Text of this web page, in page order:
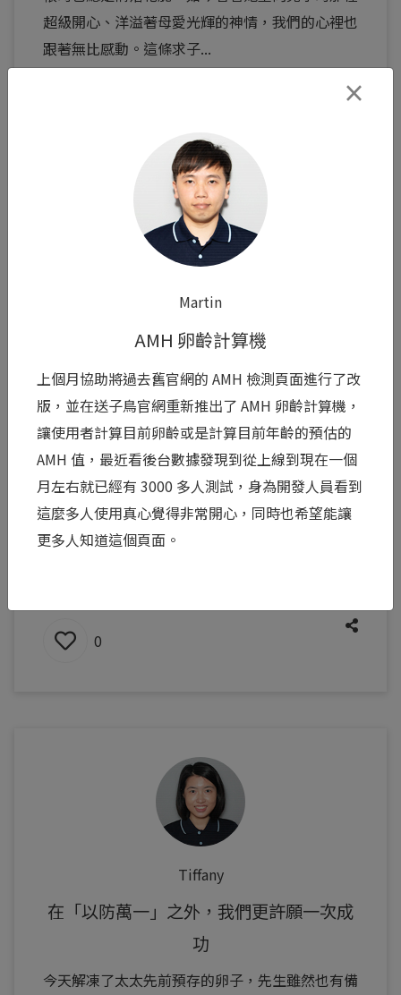
超級開心、洋溢著母愛光輝的神情，我們的心裡也
跟著無比感動。這條求子...
閱讀全文 >
Mini
那聲「Yes」背後，是兩個人緊握的雙手
面對「第 12 天，要不要繼續救？」這個如同豪賭
般的抉擇，從來不是她一個人的孤軍奮戰。身旁的
另一半，正同時扛著龐大的經濟壓力、看著妻子繼
續挨針受罪的心疼與不捨，以及面對未知的深層恐
懼。當她眼神堅定地說出那聲「Y...
0
Tiffany
在「以防萬一」之外，我們更許願一次成
功
今天解凍了太太先前預存的卵子，先生雖然也有備
×
Martin
AMH 卵齡計算機
上個月協助將過去舊官網的 AMH 檢測頁面進行了改
版，並在送子鳥官網重新推出了 AMH 卵齡計算機，
讓使用者計算目前卵齡或是計算目前年齡的預估的
AMH 值，最近看後台數據發現到從上線到現在一個
月左右就已經有 3000 多人測試，身為開發人員看到
這麼多人使用真心覺得非常開心，同時也希望能讓
更多人知道這個頁面。